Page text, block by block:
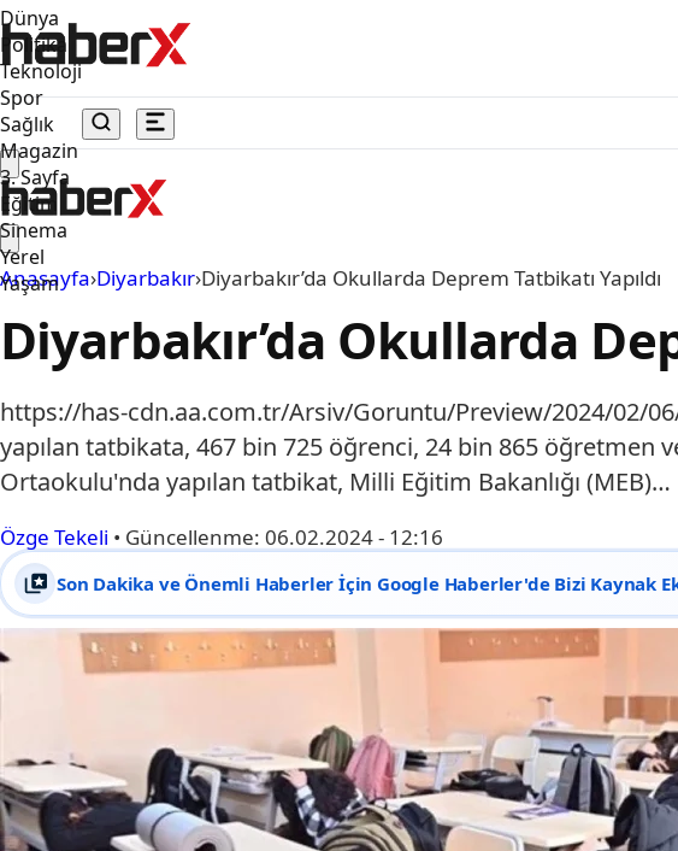
Dünya
Politika
Teknoloji
Spor
Sağlık
Magazin
3. Sayfa
Eğitim
Sinema
Yerel
Yaşam
Anasayfa›Diyarbakır›Diyarbakır’da Okullarda Deprem Tatbikatı Yapıldı
Diyarbakır’da Okullarda
https://has-cdn.aa.com.tr/Arsiv/Goruntu/Preview/2024/02/
yapılan tatbikata, 467 bin 725 öğrenci, 24 bin 865 öğretmen
Ortaokulu'nda yapılan tatbikat, Milli Eğitim Bakanlığı (MEB)…
Özge Tekeli • Güncellenme: 06.02.2024 - 12:16
Son Dakika ve Önemli Haberler İçin Google Haberler'de Bizi Kaynak